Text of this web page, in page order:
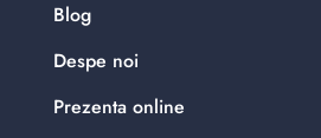
Blog
Despe noi
Prezenta online